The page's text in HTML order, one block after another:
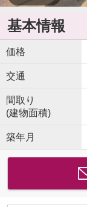
基本情報
価格
交通
間取り
(建物面積)
築年月